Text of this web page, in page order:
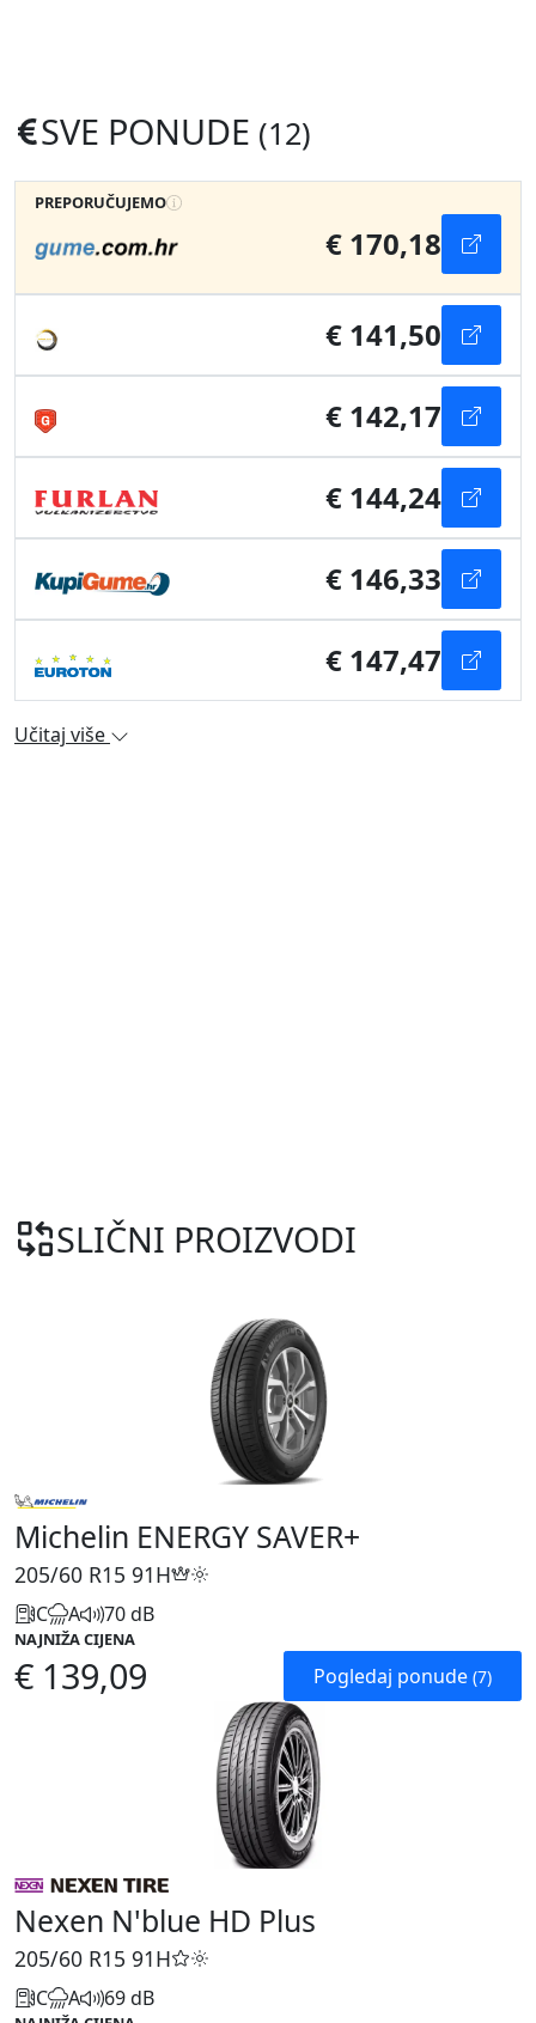
SVE PONUDE (12)
PREPORUČUJEMO
€ 170,18
€ 141,50
€ 142,17
€ 144,24
€ 146,33
€ 147,47
Učitaj više
SLIČNI PROIZVODI
Michelin ENERGY SAVER+
205/60 R15 91H
C A 70 dB
NAJNIŽA CIJENA
€ 139,09 Pogledaj ponude (7)
Nexen N'blue HD Plus
205/60 R15 91H
C A 69 dB